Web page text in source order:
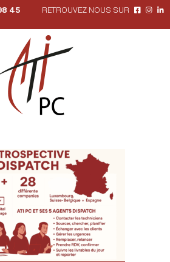
45
RETROUVEZ NOUS SUR